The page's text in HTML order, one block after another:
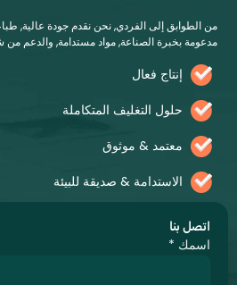
إلى الفردي, نحن نقدم جودة عالية, طباعة
بخبرة الصناعة, مواد مستدامة, والدعم من شامل
إنتاج فعال
حلول التغليف المتكاملة
معتمد & موثوق
الاستدامة & صديقة للبيئة